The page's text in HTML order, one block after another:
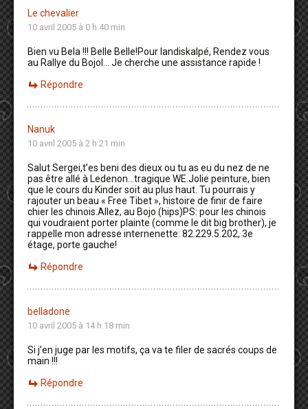
Le chevalier
10 avril 2005 à 0 h 40 min
Bien vu Bela !!! Belle Belle!Pour landiskalpé, Rendez vous
au Rallye du Bojol… Je cherche une assistance rapide !
Répondre
Nanuk
10 avril 2005 à 2 h 21 min
Salut Sergei,t’es beni des dieux ou tu as eu du nez de ne
pas être allé à Ledenon…tragique WE.Jolie peinture, bien
que le cours du Kinder soit au plus haut. Tu pourrais y
rajouter un beau « Free Tibet », histoire de finir de faire
chier les chinois.Allez, au Bojo (hips)PS: pour les chinois
qui voudraient porter plainte (comme le dit big brother), je
rappelle mon adresse internenette: 82.229.5.202, 3e
étage, porte gauche!
Répondre
belladone
10 avril 2005 à 14 h 18 min
Si j’en juge par les motifs, ça va te filer de sacrés coups de
main !!!
Répondre